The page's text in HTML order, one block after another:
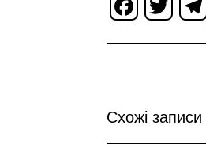
Facebook
Twitter
Схожі записи